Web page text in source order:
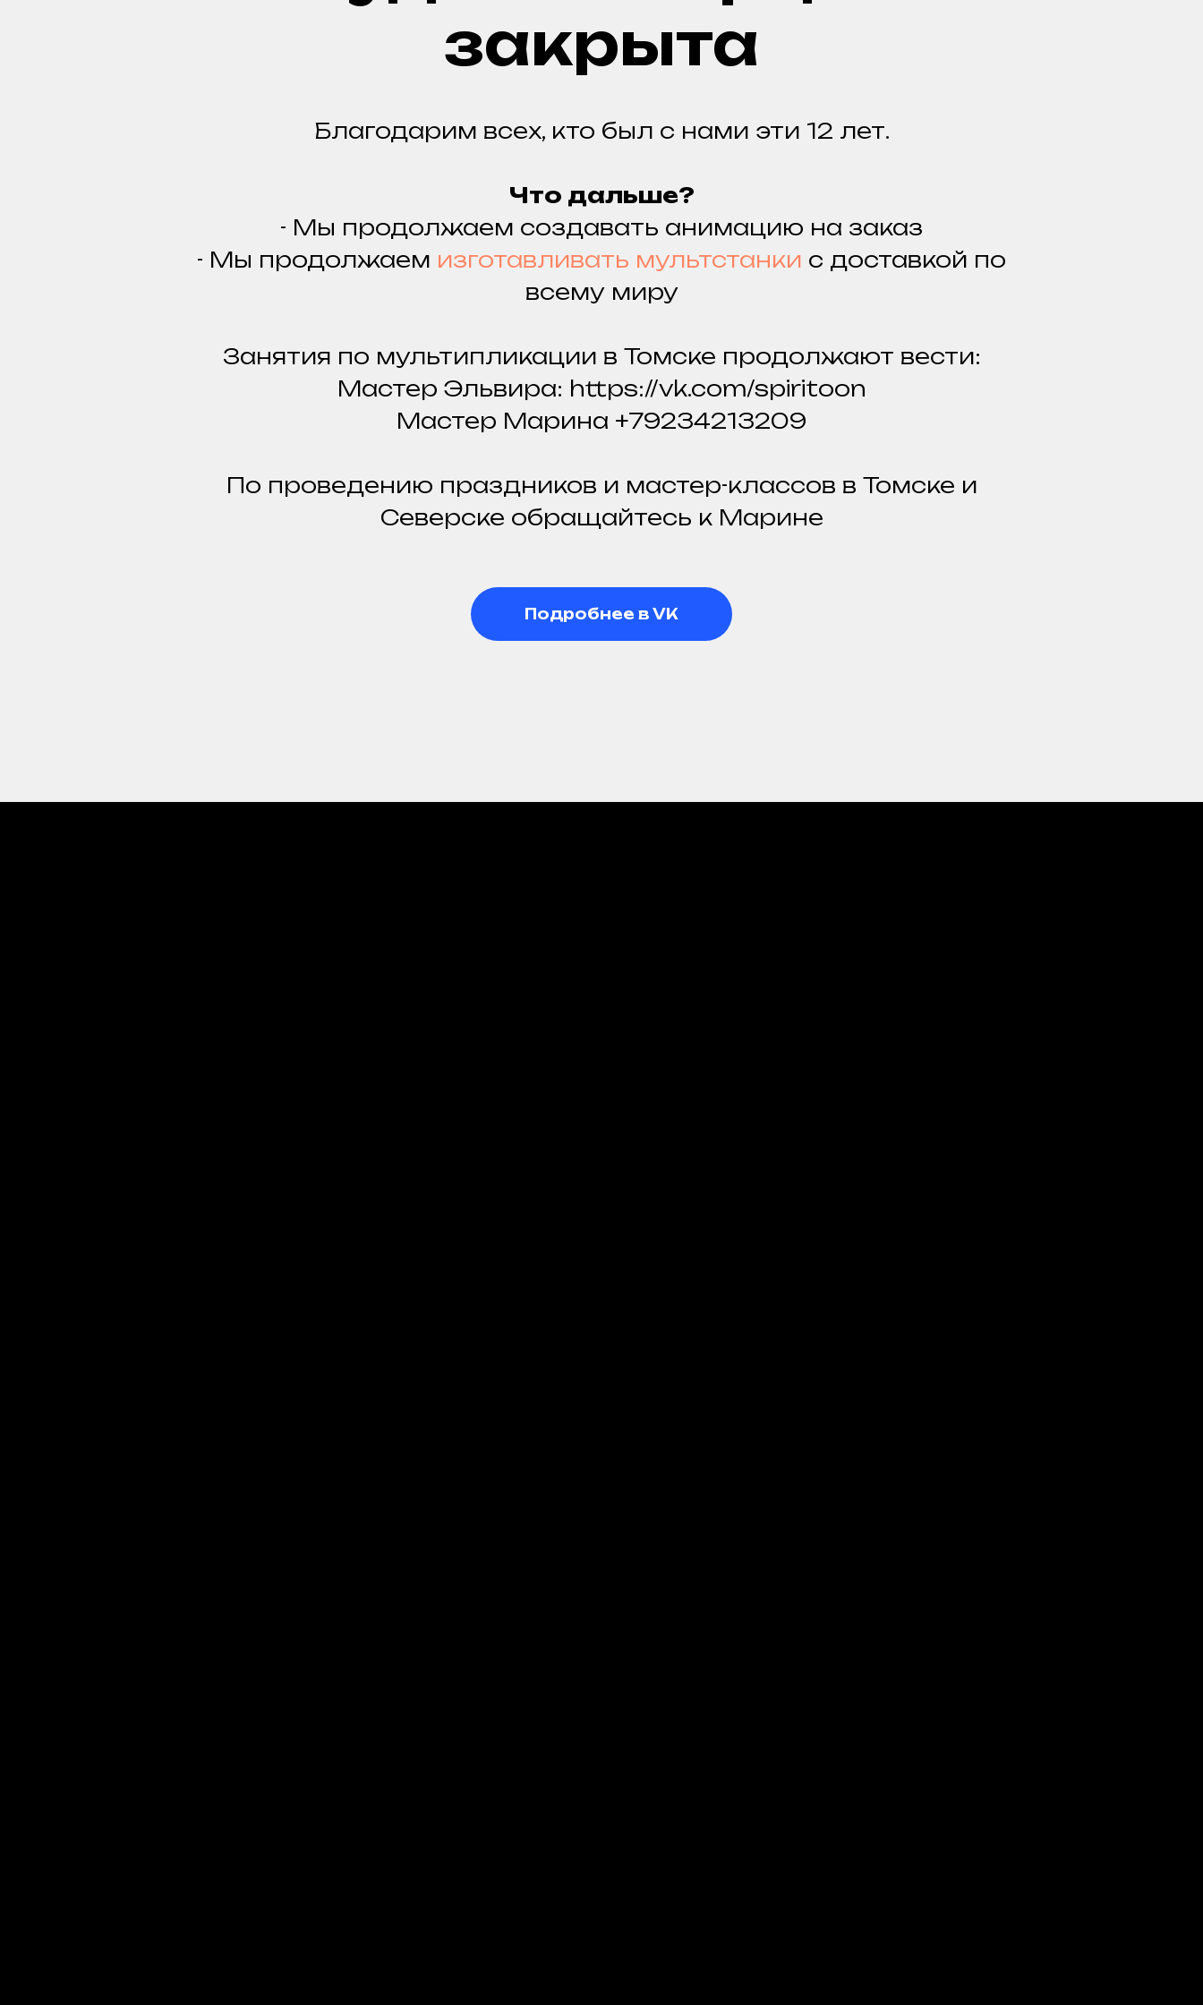
закрыта
Благодарим всех, кто был с нами эти 12 лет.
Что дальше?
- Мы продолжаем создавать анимацию на заказ
- Мы продолжаем изготавливать мультстанки с доставкой по
всему миру
Занятия по мультипликации в Томске продолжают вести:
Мастер Эльвира: https://vk.com/spiritoon
Мастер Марина +79234213209
По проведению праздников и мастер-классов в Томске и
Северске обращайтесь к Марине
Подробнее в VK